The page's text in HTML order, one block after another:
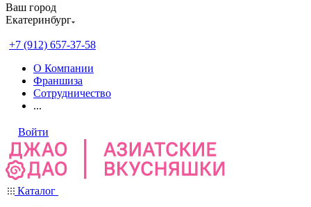
Ваш город
Екатеринбург
+7 (912) 657-37-58
О Компании
Франшиза
Сотрудничество
...
Войти
Каталог